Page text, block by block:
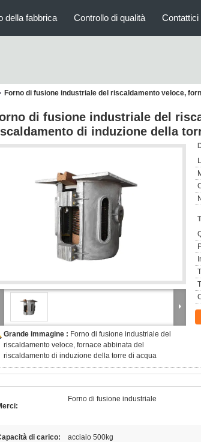
della fabbrica Controllo di qualità Contattici
Forno di fusione industriale del riscaldamento veloce,
di fusione industriale del
di induzione della
Grande immagine : Forno di fusione industriale del
riscaldamento veloce, fornace abbinata del
riscaldamento di induzione della torre di acqua
Forno di fusione industriale
di carico: acciaio 500kg